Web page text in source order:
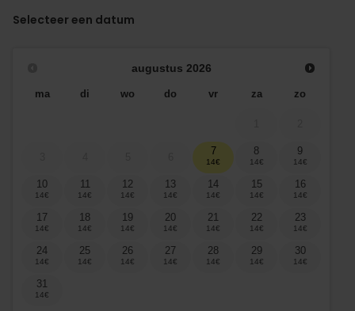
Selecteer een datum
augustus 2026
ma di wo do vr za zo
7 8 9
10 11 12 13 14 15 16
17 18 19 20 21 22 23
24 25 26 27 28 29 30
31